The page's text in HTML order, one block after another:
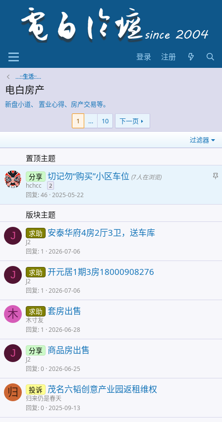
登录 注册
...::生活::...
电白房产
新盘小道、 置业心得、房产交易等。
1
… 10 下一页
过滤器
置顶主题
分享 切记勿“购买”小区车位 (7人在浏览)
hchcc 2
回复 46 2025-05-22
版块主题
J 求助 安泰华府4房2厅3卫，送车库
J2
回复 1 2026-07-06
J 求助 开元居1期3房18000908276
J2
回复 1 2026-07-06
木 求助 套房出售
木寸友
回复 1 2026-06-28
J 分享 商品房出售
J2
回复 0 2026-06-25
归 投诉 茂名六韬创意产业园返租维权
归来仍是春天
回复 0 2025-09-13